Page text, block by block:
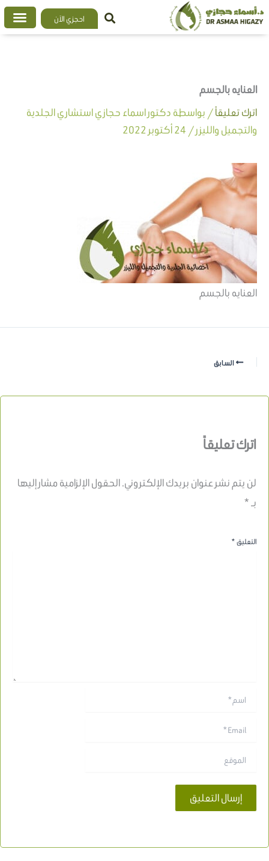
تخطي
إلى
احجزي الآن
العنايه بالجسم
اترك تعليقاً/ بواسطة دكتور اسماء حجازي استشاري الجلدية
والتجميل والليزر/ 24 أكتوبر 2022
العنايه بالجسم
السابق
اترك تعليقاً
لن يتم نشر عنوان بريدك الإلكتروني.الحقول الإلزامية مشار إليها
بـ*
التعليق*